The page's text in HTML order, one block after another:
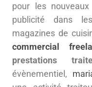
pour les
publicité dans
magazines de
commercial
prestations
évènementiel,